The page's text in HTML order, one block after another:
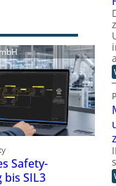
Safety-
bis SIL3